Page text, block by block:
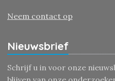
Neem contact op
Nieuwsbrief
Schrijf u in voor onze